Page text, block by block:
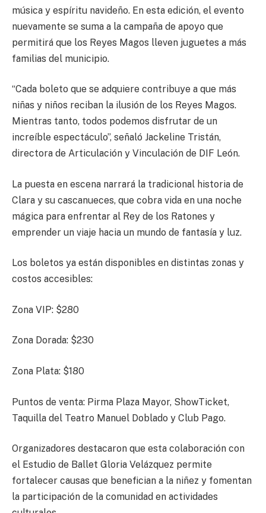
música y espíritu navideño. En esta edición, el evento
nuevamente se suma a la campaña de apoyo que
permitirá que los Reyes Magos lleven juguetes a más
familias del municipio.
“Cada boleto que se adquiere contribuye a que más
niñas y niños reciban la ilusión de los Reyes Magos.
Mientras tanto, todos podemos disfrutar de un
increíble espectáculo”, señaló Jackeline Tristán,
directora de Articulación y Vinculación de DIF León.
La puesta en escena narrará la tradicional historia de
Clara y su cascanueces, que cobra vida en una noche
mágica para enfrentar al Rey de los Ratones y
emprender un viaje hacia un mundo de fantasía y luz.
Los boletos ya están disponibles en distintas zonas y
costos accesibles:
Zona VIP: $280
Zona Dorada: $230
Zona Plata: $180
Puntos de venta: Pirma Plaza Mayor, ShowTicket,
Taquilla del Teatro Manuel Doblado y Club Pago.
Organizadores destacaron que esta colaboración con
el Estudio de Ballet Gloria Velázquez permite
fortalecer causas que benefician a la niñez y fomentan
la participación de la comunidad en actividades